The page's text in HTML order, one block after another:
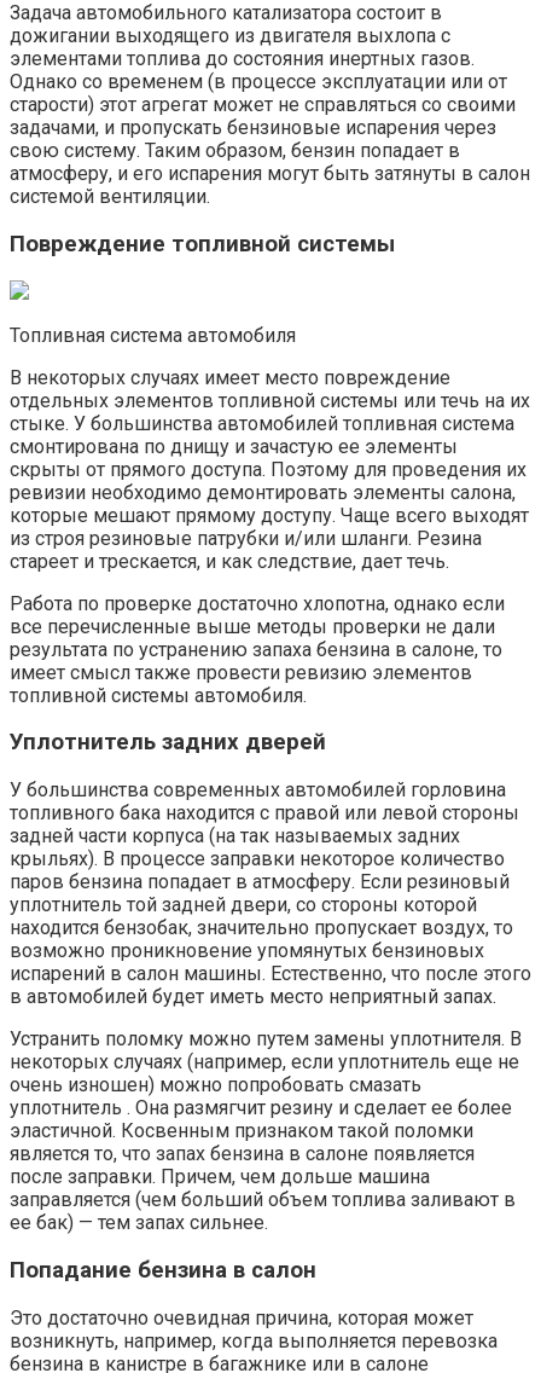
Задача автомобильного катализатора состоит в
дожигании выходящего из двигателя выхлопа с
элементами топлива до состояния инертных газов.
Однако со временем (в процессе эксплуатации или от
старости) этот агрегат может не справляться со своими
задачами, и пропускать бензиновые испарения через
свою систему. Таким образом, бензин попадает в
атмосферу, и его испарения могут быть затянуты в салон
системой вентиляции.
Повреждение топливной системы
Топливная система автомобиля
В некоторых случаях имеет место повреждение
отдельных элементов топливной системы или течь на их
стыке. У большинства автомобилей топливная система
смонтирована по днищу и зачастую ее элементы
скрыты от прямого доступа. Поэтому для проведения их
ревизии необходимо демонтировать элементы салона,
которые мешают прямому доступу. Чаще всего выходят
из строя резиновые патрубки и/или шланги. Резина
стареет и трескается, и как следствие, дает течь.
Работа по проверке достаточно хлопотна, однако если
все перечисленные выше методы проверки не дали
результата по устранению запаха бензина в салоне, то
имеет смысл также провести ревизию элементов
топливной системы автомобиля.
Уплотнитель задних дверей
У большинства современных автомобилей горловина
топливного бака находится с правой или левой стороны
задней части корпуса (на так называемых задних
крыльях). В процессе заправки некоторое количество
паров бензина попадает в атмосферу. Если резиновый
уплотнитель той задней двери, со стороны которой
находится бензобак, значительно пропускает воздух, то
возможно проникновение упомянутых бензиновых
испарений в салон машины. Естественно, что после этого
в автомобилей будет иметь место неприятный запах.
Устранить поломку можно путем замены уплотнителя. В
некоторых случаях (например, если уплотнитель еще не
очень изношен) можно попробовать смазать
уплотнитель . Она размягчит резину и сделает ее более
эластичной. Косвенным признаком такой поломки
является то, что запах бензина в салоне появляется
после заправки. Причем, чем дольше машина
заправляется (чем больший объем топлива заливают в
ее бак) — тем запах сильнее.
Попадание бензина в салон
Это достаточно очевидная причина, которая может
возникнуть, например, когда выполняется перевозка
бензина в канистре в багажнике или в салоне